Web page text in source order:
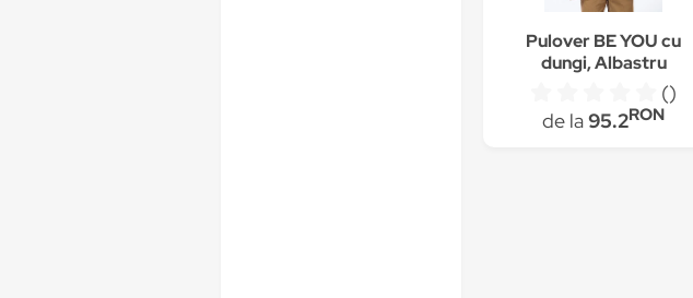
Pulover BE YOU cu
dungi, Albastru
()
de la95.2RON